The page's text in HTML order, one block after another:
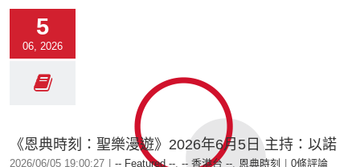
5
06, 2026
《恩典時刻：聖樂漫遊》2026年6月5日 主持：以諾
2026/06/05 19:00:27 -- Featured --, -- 香港台 --, 恩典時刻 0條評論